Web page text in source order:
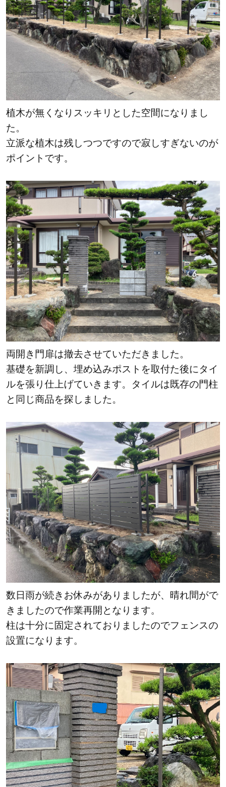
植木が無くなりスッキリとした空間になりまし
た。
立派な植木は残しつつですので寂しすぎないのが
ポイントです。
両開き門扉は撤去させていただきました。
基礎を新調し、埋め込みポストを取付た後にタイ
ルを張り仕上げていきます。タイルは既存の門柱
と同じ商品を探しました。
数日雨が続きお休みがありましたが、晴れ間がで
きましたので作業再開となります。
柱は十分に固定されておりましたのでフェンスの
設置になります。